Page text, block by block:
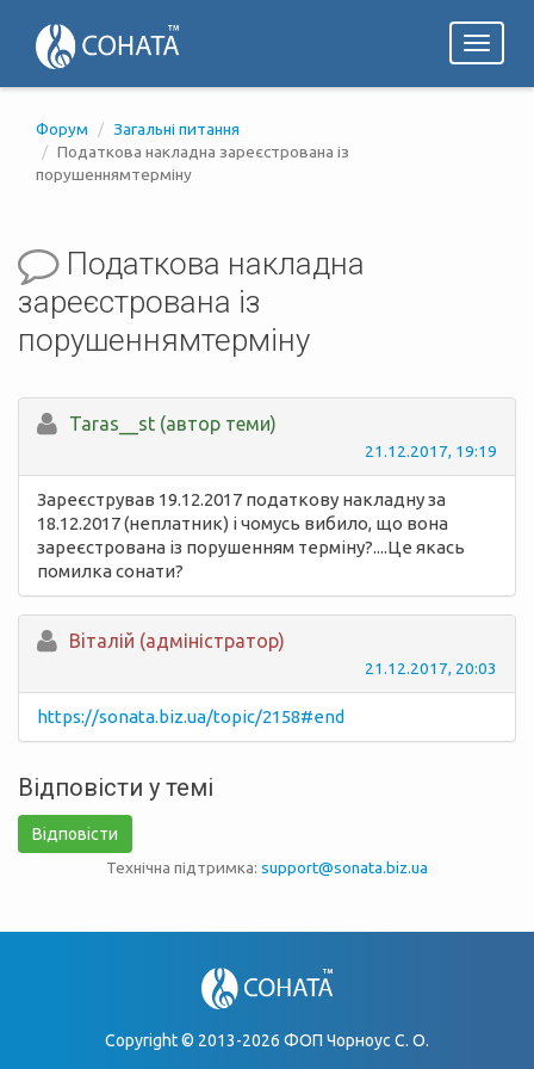
Toggle
Форум
Загальні питання
Податкова накладна зареєстрована із
порушеннямтерміну
Податкова накладна
зареєстрована із
порушеннямтерміну
Taras__st (автор теми)
21.12.2017, 19:19
Зареєстрував 19.12.2017 податкову накладну за
18.12.2017 (неплатник) і чомусь вибило, що вона
зареєстрована із порушенням терміну?....Це якась
помилка сонати?
Вiталій (адміністратор)
21.12.2017, 20:03
https://sonata.biz.ua/topic/2158#end
Відповісти у темі
Відповісти
Технічна підтримка: support@sonata.biz.ua
Copyright © 2013-2026 ФОП Чорноус С. О.